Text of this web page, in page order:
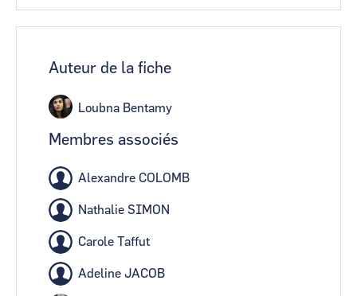
Auteur de la fiche
Loubna Bentamy
Membres associés
Alexandre COLOMB
Nathalie SIMON
Carole Taffut
Adeline JACOB